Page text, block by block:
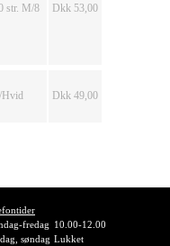
str. M/8 Dkk 53,00
Hvid Dkk 49,00
fredag 10.00-12.00
søndag Lukket